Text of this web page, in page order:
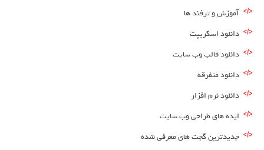
آموزش و ترفند ها
دانلود اسکریپت
دانلود قالب وب سایت
دانلود متفرقه
دانلود نرم افزار
ایده های طراحی وب سایت
جدیدترین گجت های معرفی شده